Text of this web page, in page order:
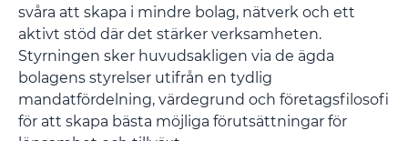
svåra att skapa i mindre bolag, nätverk och ett
aktivt stöd där det stärker verksamheten.
Styrningen sker huvudsakligen via de ägda
bolagens styrelser utifrån en tydlig
mandatfördelning, värdegrund och företagsfilosofi
för att skapa bästa möjliga förutsättningar för